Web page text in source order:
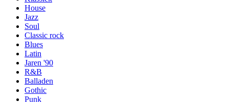
House
Jazz
Soul
Classic rock
Blues
Latin
Jaren '90
R&B
Balladen
Gothic
Punk